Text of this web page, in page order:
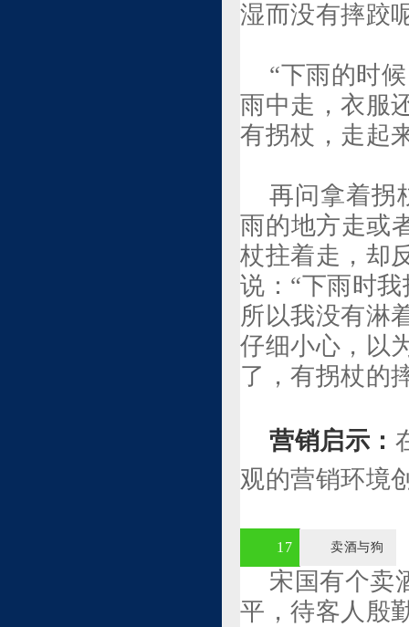
湿而没有摔跤
“下雨的时
雨中走，衣服
有拐杖，走起
再问拿着拐
雨的地方走或
杖拄着走，却
说：“下雨时
所以我没有淋
仔细小心，以
了，有拐杖的
营销启示：
观的营销环境
17 卖酒与狗
宋国有个卖
平，待客人殷